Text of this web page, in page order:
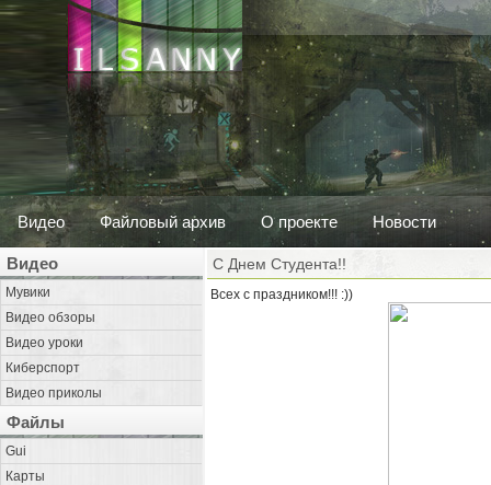
Видео Файловый архив О проекте Новости
Видео
Мувики
Видео обзоры
Видео уроки
Киберспорт
Видео приколы
Файлы
Gui
Карты
С Днем Студента!!
Всех с праздником!!! :))